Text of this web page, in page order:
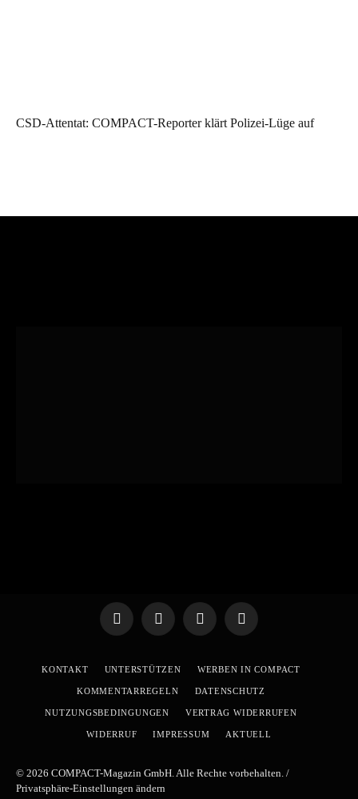
CSD-Attentat: COMPACT-Reporter klärt Polizei-Lüge auf
TelegramWhatsApp
X
YouTube
KONTAKT UNTERSTÜTZEN WERBEN IN COMPACT
KOMMENTARREGELN DATENSCHUTZ
NUTZUNGSBEDINGUNGEN VERTRAG WIDERRUFEN
WIDERRUF IMPRESSUM AKTUELL
© 2026 COMPACT-Magazin GmbH. Alle Rechte vorbehalten. /
Privatsphäre-Einstellungen ändern